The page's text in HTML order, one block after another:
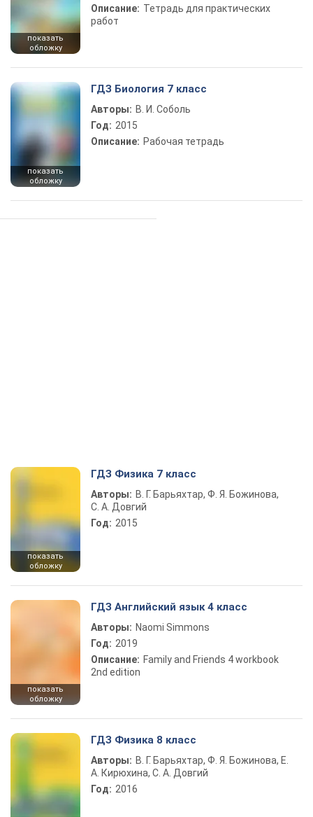
показать
обложку
Описание: Тетрадь для практических
работ
показать
обложку
ГДЗ Биология 7 класс
Авторы: В. И. Соболь
Год: 2015
Описание: Рабочая тетрадь
показать
обложку
ГДЗ Физика 7 класс
Авторы: В. Г. Барьяхтар, Ф. Я. Божинова,
С. А. Довгий
Год: 2015
показать
обложку
ГДЗ Английский язык 4 класс
Авторы: Naomi Simmons
Год: 2019
Описание: Family and Friends 4 workbook
2nd edition
ГДЗ Физика 8 класс
Авторы: В. Г. Барьяхтар, Ф. Я. Божинова, Е.
А. Кирюхина, С. А. Довгий
Год: 2016